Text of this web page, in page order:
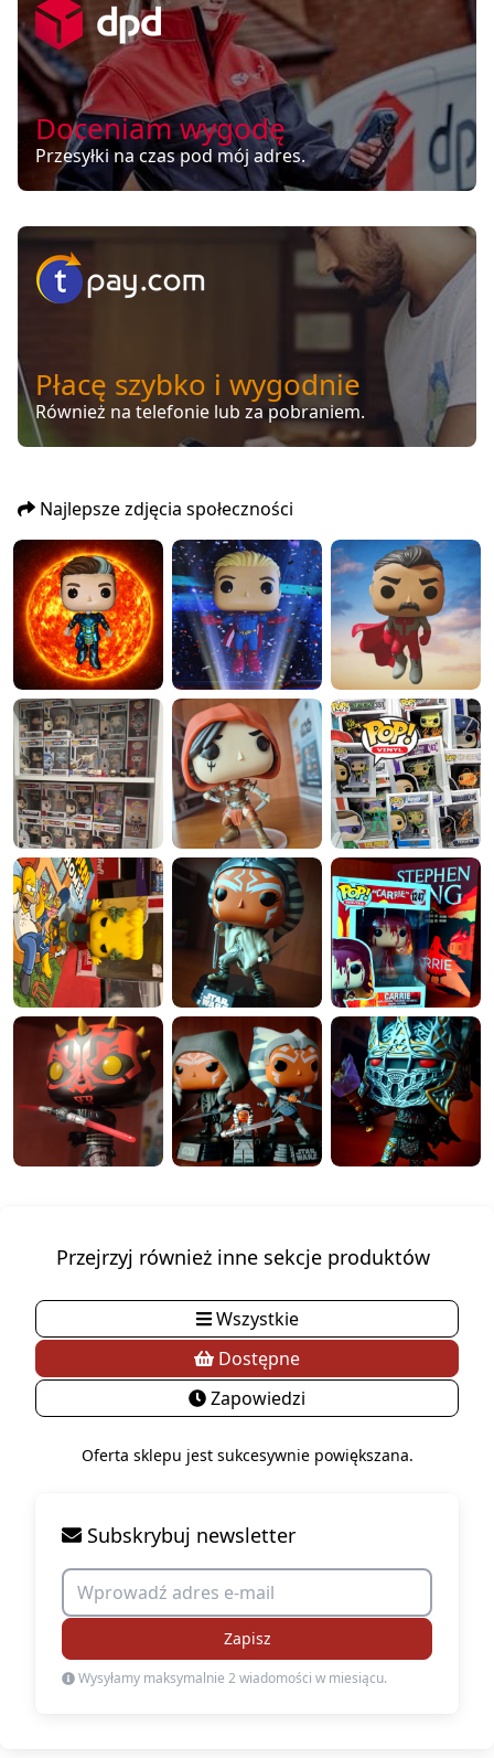
Doceniam wygodę
Przesyłki na czas pod mój adres.
Płacę szybko i wygodnie
Również na telefonie lub za pobraniem.
Najlepsze zdjęcia społeczności
Przejrzyj również inne sekcje produktów
Wszystkie
Dostępne
Zapowiedzi
Oferta sklepu jest sukcesywnie powiększana.
Subskrybuj newsletter
Zapisz
Wysyłamy maksymalnie 2 wiadomości w miesiącu.